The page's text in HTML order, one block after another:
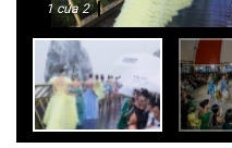
1của 2